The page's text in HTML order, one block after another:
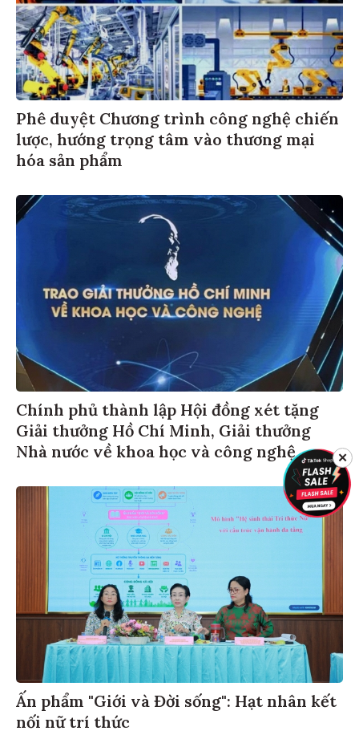
Phê duyệt Chương trình công nghệ chiến
lược, hướng trọng tâm vào thương mại
hóa sản phẩm
Chính phủ thành lập Hội đồng xét tặng
Giải thưởng Hồ Chí Minh, Giải thưởng
Nhà nước về khoa học và công nghệ
Ấn phẩm "Giới và Đời sống": Hạt nhân kết
nối nữ trí thức
✕